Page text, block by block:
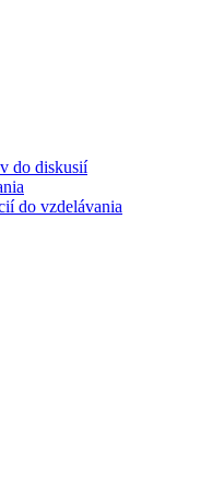
do diskusií
do vzdelávania